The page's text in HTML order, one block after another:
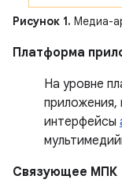
Рисунок 1. Медиа-
Платформа
На уровне
приложения,
интерфейсы
Связующее МПК